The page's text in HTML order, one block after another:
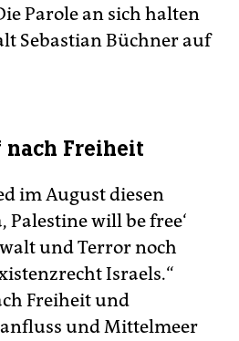
Parole an sich halten
Sebastian Büchner auf
nach Freiheit
im August diesen
Palestine will be free‘
und Terror noch
Israels.“
Freiheit und
und Mittelmeer